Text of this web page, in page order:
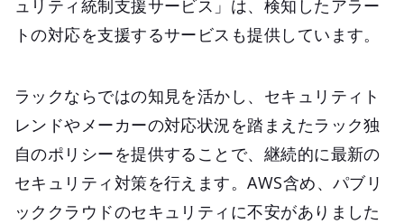
ュリティ統制支援サービス」は、検知したアラー
トの対応を支援するサービスも提供しています。
ラックならではの知見を活かし、セキュリティト
レンドやメーカーの対応状況を踏まえたラック独
自のポリシーを提供することで、継続的に最新の
セキュリティ対策を行えます。AWS含め、パブリ
ッククラウドのセキュリティに不安がありました